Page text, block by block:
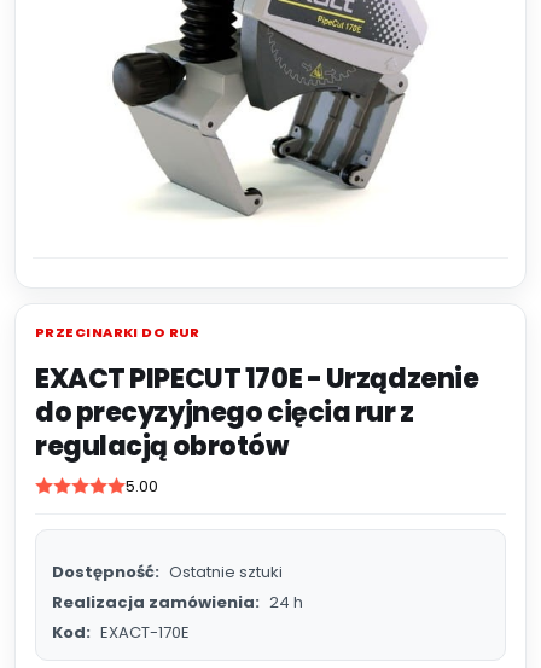
PRZECINARKI DO RUR
EXACT PIPECUT 170E - Urządzenie
do precyzyjnego cięcia rur z
regulacją obrotów
5.00
Dostępność: Ostatnie sztuki
Realizacja zamówienia: 24 h
Kod: EXACT-170E